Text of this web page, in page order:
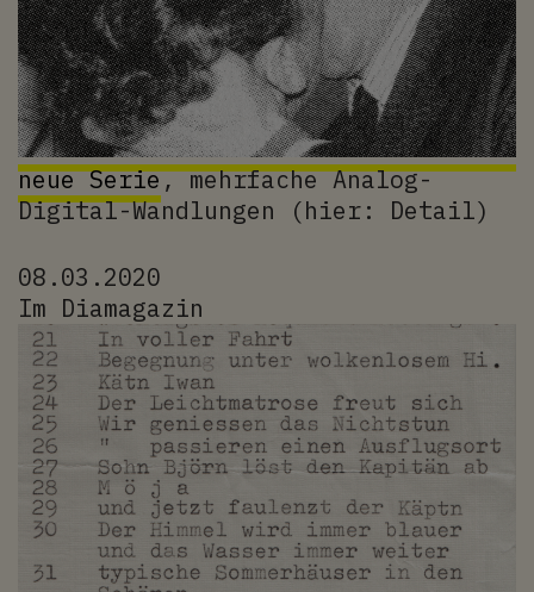
neue Serie, mehrfache Analog-
Digital-Wandlungen (hier: Detail)
08.03.2020
Im Diamagazin